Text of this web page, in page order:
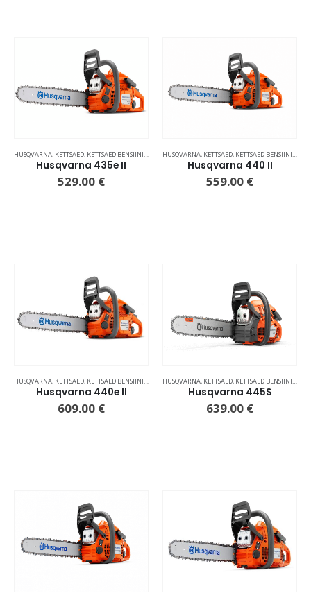
HUSQVARNA, KETTSAED, KETTSAED BENSIINIMOOTORIGA
Husqvarna 435e II
529.00 €
HUSQVARNA, KETTSAED, KETTSAED BENSIINIMOOTORIGA
Husqvarna 440 II
559.00 €
HUSQVARNA, KETTSAED, KETTSAED BENSIINIMOOTORIGA
Husqvarna 440e II
609.00 €
HUSQVARNA, KETTSAED, KETTSAED BENSIINIMOOTORIGA
Husqvarna 445S
639.00 €